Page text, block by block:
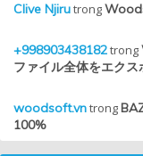
Clive Njirutrong
+998903438182trong
ファイル全体をエクス
woodsoft.vntrong
100%